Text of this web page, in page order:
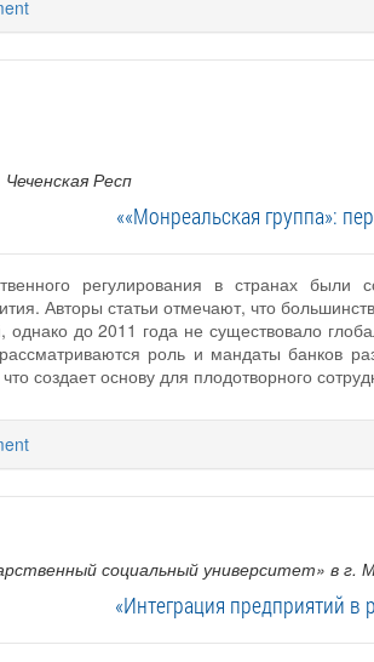
Чеченская Респ
««Монреальская группа»:
регулирования в странах
Авторы статьи отмечают, что
до 2011 года не существовало
роль и мандаты банков
создает основу для плодотворного
социальный университет» в г.
«Интеграция предприятий в